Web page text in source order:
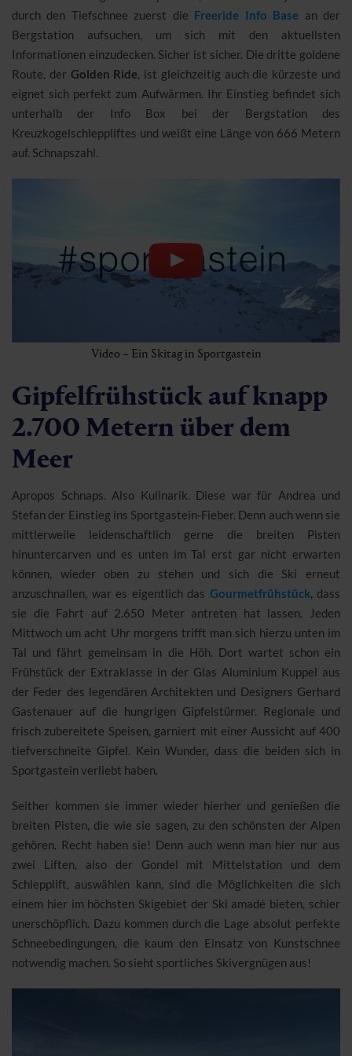
durch den Tiefschnee zuerst die Freeride Info Base an der
Bergstation aufsuchen, um sich mit den aktuellsten
Informationen einzudecken. Sicher ist sicher. Die dritte goldene
Route, der Golden Ride, ist gleichzeitig auch die kürzeste und
eignet sich perfekt zum Aufwärmen. Ihr Einstieg befindet sich
unterhalb der Info Box bei der Bergstation des
Kreuzkogelschleppliftes und weißt eine Länge von 666 Metern
auf. Schnapszahl.
Video – Ein Skitag in Sportgastein
Gipfelfrühstück auf knapp
2.700 Metern über dem
Meer
Apropos Schnaps. Also Kulinarik. Diese war für Andrea und
Stefan der Einstieg ins Sportgastein-Fieber. Denn auch wenn sie
mittlerweile leidenschaftlich gerne die breiten Pisten
hinuntercarven und es unten im Tal erst gar nicht erwarten
können, wieder oben zu stehen und sich die Ski erneut
anzuschnallen, war es eigentlich das Gourmetfrühstück, dass
sie die Fahrt auf 2.650 Meter antreten hat lassen. Jeden
Mittwoch um acht Uhr morgens trifft man sich hierzu unten im
Tal und fährt gemeinsam in die Höh. Dort wartet schon ein
Frühstück der Extraklasse in der Glas Aluminium Kuppel aus
der Feder des legendären Architekten und Designers Gerhard
Gastenauer auf die hungrigen Gipfelstürmer. Regionale und
frisch zubereitete Speisen, garniert mit einer Aussicht auf 400
tiefverschneite Gipfel. Kein Wunder, dass die beiden sich in
Sportgastein verliebt haben.
Seither kommen sie immer wieder hierher und genießen die
breiten Pisten, die wie sie sagen, zu den schönsten der Alpen
gehören. Recht haben sie! Denn auch wenn man hier nur aus
zwei Liften, also der Gondel mit Mittelstation und dem
Schlepplift, auswählen kann, sind die Möglichkeiten die sich
einem hier im höchsten Skigebiet der Ski amadé bieten, schier
unerschöpflich. Dazu kommen durch die Lage absolut perfekte
Schneebedingungen, die kaum den Einsatz von Kunstschnee
notwendig machen. So sieht sportliches Skivergnügen aus!